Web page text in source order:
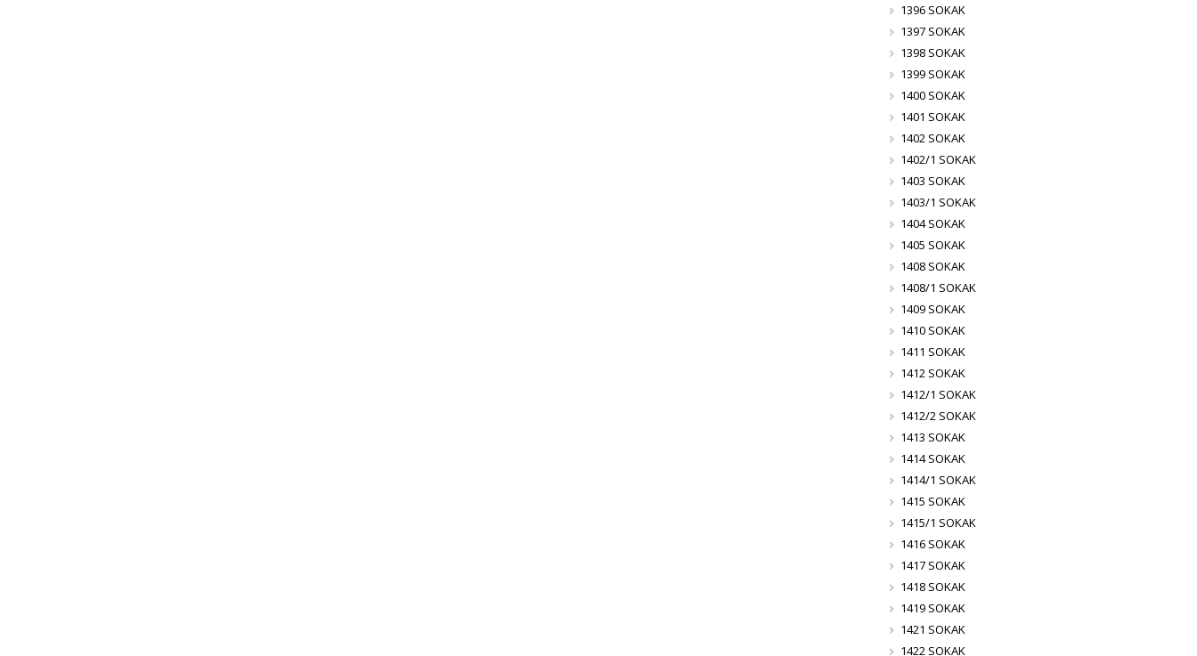
1396 SOKAK
1397 SOKAK
1398 SOKAK
1399 SOKAK
1400 SOKAK
1401 SOKAK
1402 SOKAK
1402/1 SOKAK
1403 SOKAK
1403/1 SOKAK
1404 SOKAK
1405 SOKAK
1408 SOKAK
1408/1 SOKAK
1409 SOKAK
1410 SOKAK
1411 SOKAK
1412 SOKAK
1412/1 SOKAK
1412/2 SOKAK
1413 SOKAK
1414 SOKAK
1414/1 SOKAK
1415 SOKAK
1415/1 SOKAK
1416 SOKAK
1417 SOKAK
1418 SOKAK
1419 SOKAK
1421 SOKAK
1422 SOKAK